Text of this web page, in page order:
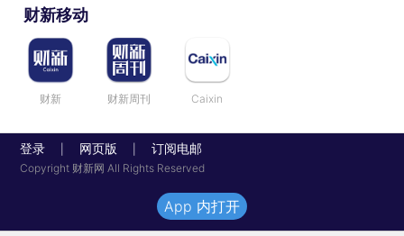
财新移动
财新 财新周刊 Caixin
登录 网页版 订阅电邮
Copyright 财新网 All Rights Reserved
App 内打开